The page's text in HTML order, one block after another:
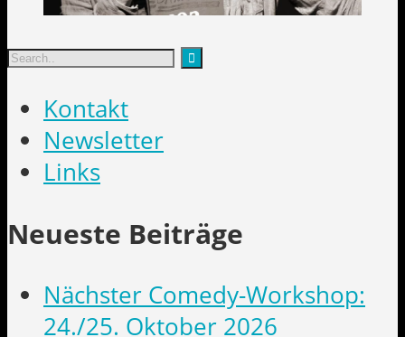
Kontakt
Newsletter
Links
Neueste Beiträge
Nächster Comedy-Workshop:
24./25. Oktober 2026